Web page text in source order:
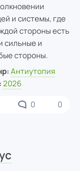
и системы, где
стороны есть
сильные и
стороны.
Антиутопия
2026
0 0